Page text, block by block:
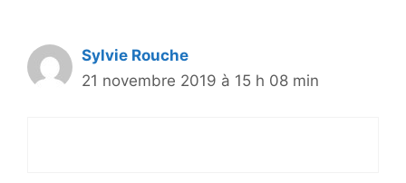
Sylvie Rouche
21 novembre 2019 à 15 h 08 min